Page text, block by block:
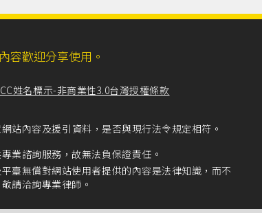
容歡迎分享使用。
CC姓名標示-非商業性3.0台灣授權條款
站內容及援引資料，是否與現行法令規定相符。
業諮詢服務，故無法負保證責任。
臺無償對網站使用者提供的內容是法律知識，而不
請洽詢專業律師。